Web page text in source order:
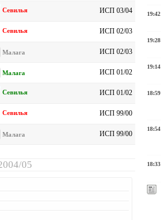
Севилья ИСП 03/04
Севилья ИСП 02/03
Малага ИСП 02/03
Малага ИСП 01/02
Севилья ИСП 01/02
Севилья ИСП 99/00
Малага ИСП 99/00
05
19:42
19:28
19:14
18:59
18:54
18:33